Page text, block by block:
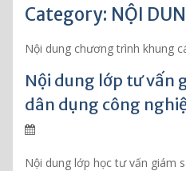
t
o
:
Category: NỘI
Nội dung chương trình khung
Nội dung lớp tư vấn
dân dụng công
Nội dung lớp học tư vấn giám